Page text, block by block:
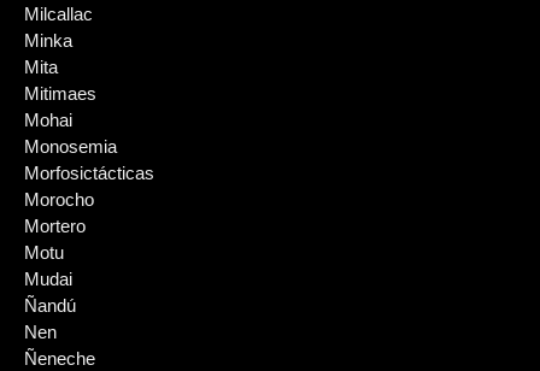
Milcallac
Minka
Mita
Mitimaes
Mohai
Monosemia
Morfosictácticas
Morocho
Mortero
Motu
Mudai
Ñandú
Nen
Ñeneche